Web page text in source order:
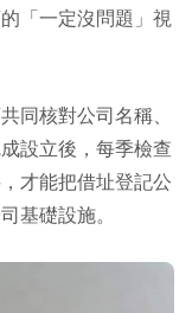
「一定沒問題」視
同核對公司名稱、
設立後，每季檢查
才能把借址登記公
基礎設施。